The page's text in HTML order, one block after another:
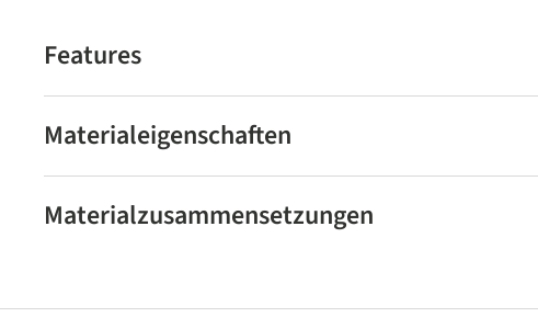
Features
Materialeigenschaften
Materialzusammensetzungen